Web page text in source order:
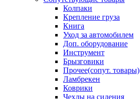
Колпаки
Крепление груза
Книга
Уход за автомобилем
Доп. оборудование
Инструмент
Брызговики
Прочее(сопут. товары)
Ламбрекен
Коврики
Чехлы на сидения